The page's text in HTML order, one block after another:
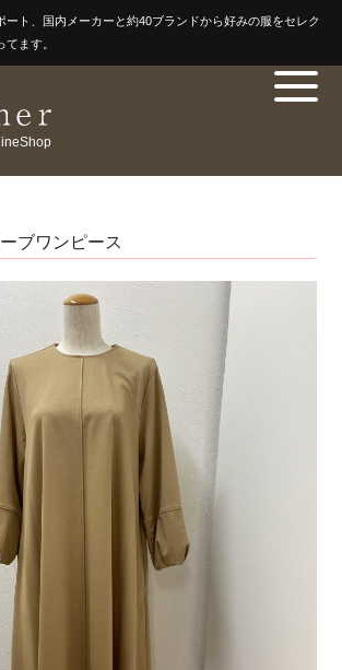
ート、国内メーカーと約40ブランドから好みの服をセレク
ます。
ブワンピース